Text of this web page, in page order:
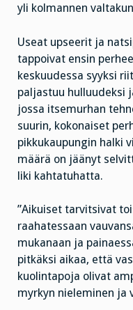
yli kolmannen
Useat upseerit ja
tappoivat ensin
keskuudessa syyksi
paljastuu hulluudeksi
jossa itsemurhan
suurin, kokonaiset
pikkukaupungin halki
määrä on jäänyt
liki kahtatuhatta.
”Aikuiset tarvitsivat
raahatessaan
mukanaan ja
pitkäksi aikaa, että
kuolintapoja olivat
myrkyn nieleminen ja